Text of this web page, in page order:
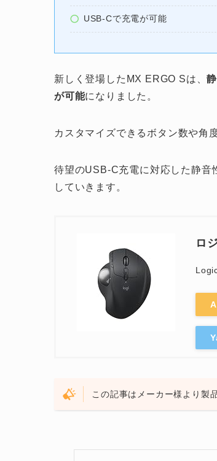
USB-Cで充電が可能
新しく登場したMX ERGO Sは、
が可能になりました。
カスタマイズできるボタン数や角
待望のUSB-C充電に対応した静音
していきます。
ロ
この記事はメーカー様より製